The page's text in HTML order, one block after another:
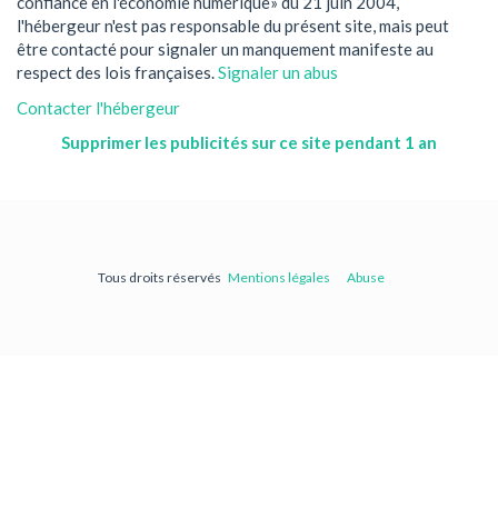
l'hébergeur n'est pas responsable du présent site, mais peut
être contacté pour signaler un manquement manifeste au
respect des lois françaises.Signaler un abus
Contacter l'hébergeur
Supprimer les publicités sur ce site pendant 1 an
Tous droits réservés Mentions légales Abuse